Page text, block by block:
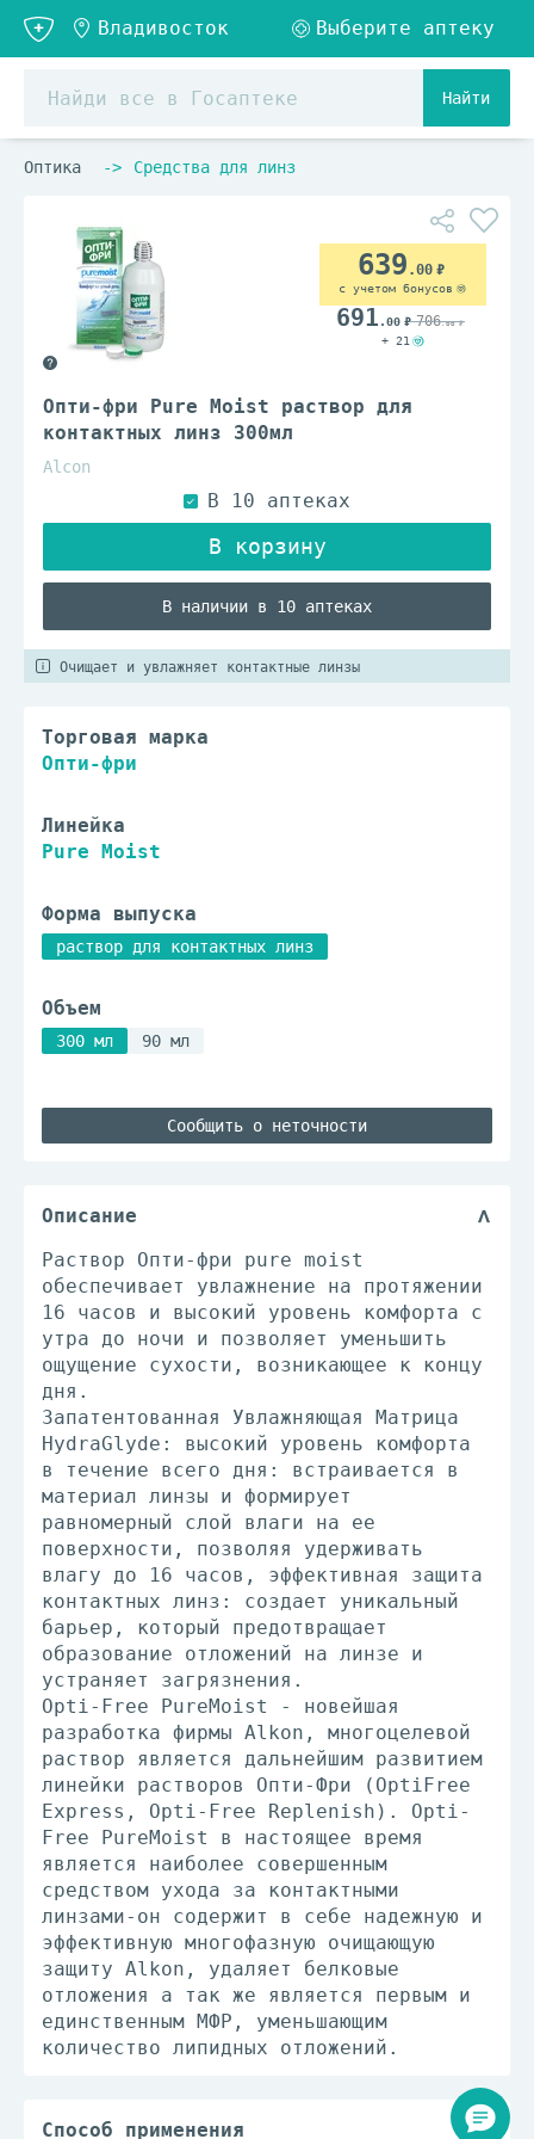
Найти
Оптика Средства для линз
Опти-фри Pure Moist раствор для
контактных линз 300мл
Alcon
В наличии в 10 аптеках
639 .00
с учетом бонусов
691 .00 706.00
+ 21
Очищает и увлажняет контактные линзы
Торговая марка
Опти-фри
Линейка
Pure Moist
Форма выпуска
раствор для контактных линз
Объем
300 мл 90 мл
Сообщить о неточности
Описание
Раствор Опти-фри pure moist
обеспечивает увлажнение на протяжении
16 часов и высокий уровень комфорта с
утра до ночи и позволяет уменьшить
ощущение сухости, возникающее к концу
дня.
Запатентованная Увлажняющая Матрица
HydraGlyde: высокий уровень комфорта
в течение всего дня: встраивается в
материал линзы и формирует
равномерный слой влаги на ее
поверхности, позволяя удерживать
влагу до 16 часов, эффективная защита
контактных линз: создает уникальный
барьер, который предотвращает
образование отложений на линзе и
устраняет загрязнения.
Opti-Free PureMoist - новейшая
разработка фирмы Alkon, многоцелевой
раствор является дальнейшим развитием
линейки растворов Опти-Фри (OptiFree
Express, Opti-Free Replenish). Opti-
Free PureMoist в настоящее время
является наиболее совершенным
средством ухода за контактными
линзами-он содержит в себе надежную и
эффективную многофазную очищающую
защиту Alkon, удаляет белковые
отложения а так же является первым и
единственным МФР, уменьшающим
количество липидных отложений.
Способ применения